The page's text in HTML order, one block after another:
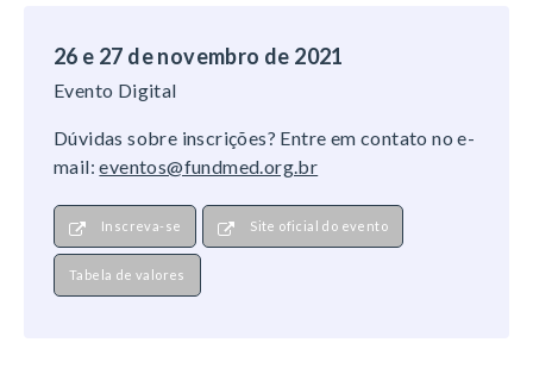
26 e 27 de novembro de 2021
Evento Digital
Dúvidas sobre inscrições? Entre em contato no e-
mail:eventos@fundmed.org.br
Inscreva-se Site oficial do evento
Tabela de valores